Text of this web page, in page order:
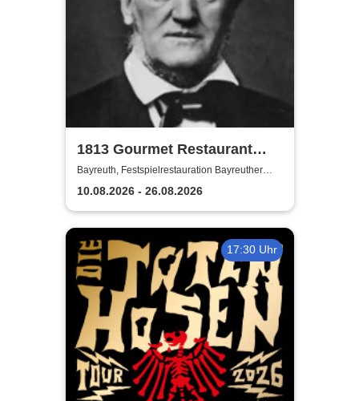
1813 Gourmet Restaurant
2026
Bayreuth, Festspielrestauration Bayreuther
Festspiele
10.08.2026 - 26.08.2026
17:30 Uhr